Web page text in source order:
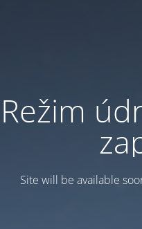
Režim
Site will be available